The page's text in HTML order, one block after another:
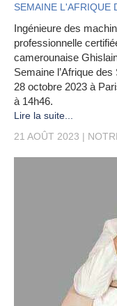
SEMAINE L'AFRIQUE
Ingénieure des
professionnelle
camerounaise
Semaine l’Afrique
28 octobre 2023 à
à 14h46.
Lire la suite...
21 AOÛT 2023